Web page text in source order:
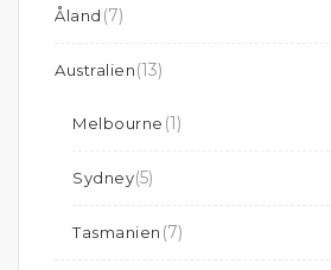
Åland (7)
Australien(13)
Melbourne (1)
Sydney(5)
Tasmanien (7)